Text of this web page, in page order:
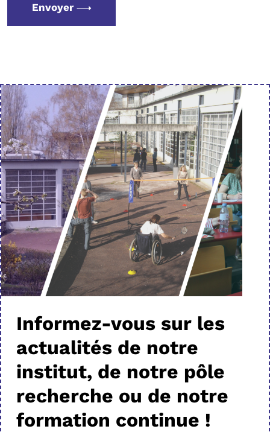
Envoyer
Informez-vous sur les
actualités de notre
institut, de notre pôle
recherche ou de notre
formation continue !